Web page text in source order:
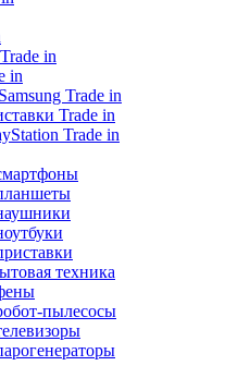
in
in
Trade in
Trade in
Trade in
техника
пылесосы